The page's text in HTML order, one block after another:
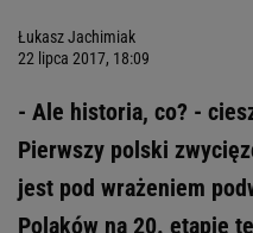
Łukasz Jachimiak
22 lipca 2017, 18:09
- Ale historia, co? -
Pierwszy polski
jest pod wrażeniem
Polaków na 20. etapie